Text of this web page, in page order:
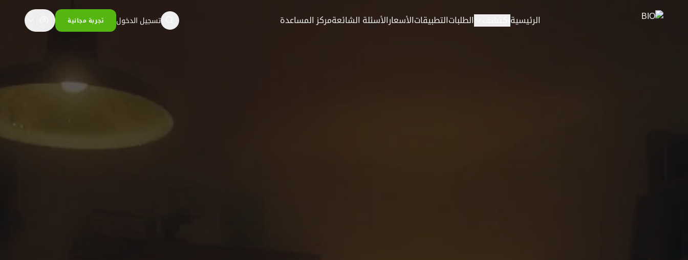
الرئيسية
الطلبات التطبيقات الأسعار الأسئلة الشائعةمركز المساعدة تسجيل الدخول تجربة مجانية